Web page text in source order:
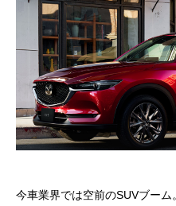
今車業界では空前のSUVブー